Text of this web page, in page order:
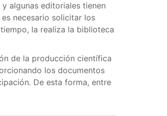
algunas editoriales tienen
necesario solicitar los
la realiza la biblioteca
de la producción científica
los documentos
De esta forma, entre